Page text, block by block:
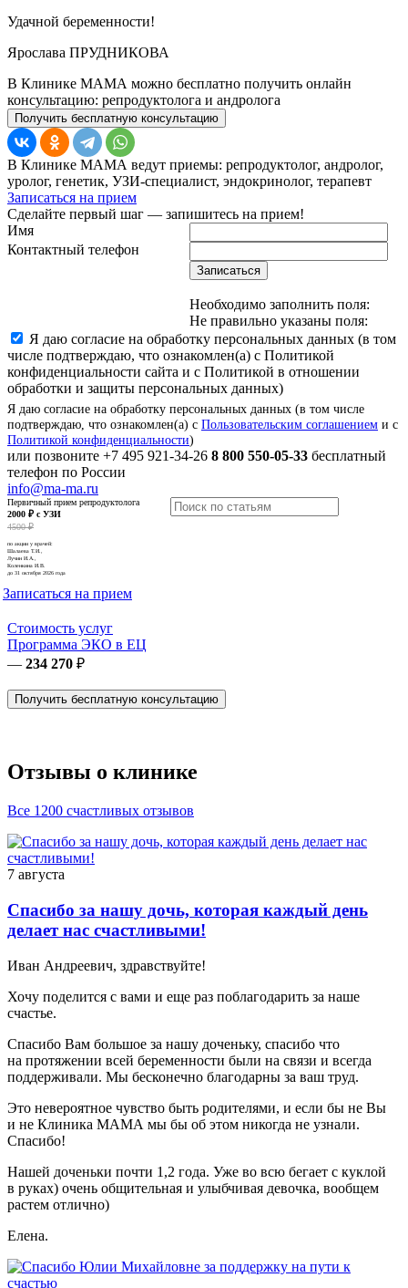
Удачной беременности!
Ярослава ПРУДНИКОВА
В Клинике МАМА можно бесплатно получить онлайн
консультацию: репродуктолога и андролога
Получить бесплатную консультацию
В Клинике МАМА ведут приемы: репродуктолог, андролог,
уролог, генетик, УЗИ-специалист, эндокринолог, терапевт
Записаться на прием
Сделайте первый шаг — запишитесь на прием!
Имя
Контактный телефон
Записаться
Необходимо заполнить поля:
Не правильно указаны поля:
Я даю согласие на обработку персональных данных (в том
числе подтверждаю, что ознакомлен(а) с Политикой
конфиденциальности сайта и с Политикой в отношении
обработки и защиты персональных данных)
Я даю согласие на обработку персональных данных (в том числе
подтверждаю, что ознакомлен(а) с Пользовательским соглашением и с
Политикой конфиденциальности)
или позвоните +7 495 921-34-26 8 800 550-05-33 бесплатный
телефон по России
info@ma-ma.ru
Первичный прием репродуктолога
2000 ₽ с УЗИ
4500 ₽
по акции у врачей:
Шалаева Т.И.,
Лучин И.А.,
Коленкина И.В.
до 31 октября 2026 года
Записаться на прием
Стоимость услуг
Программа ЭКО в ЕЦ
— 234 270 ₽
Получить бесплатную консультацию
Отзывы о клинике
Все 1200 счастливых отзывов
7 августа
Спасибо за нашу дочь, которая каждый день
делает нас счастливыми!
Иван Андреевич, здравствуйте!
Хочу поделится с вами и еще раз поблагодарить за наше
счастье.
Спасибо Вам большое за нашу доченьку, спасибо что
на протяжении всей беременности были на связи и всегда
поддерживали. Мы бесконечно благодарны за ваш труд.
Это невероятное чувство быть родителями, и если бы не Вы
и не Клиника МАМА мы бы об этом никогда не узнали.
Спасибо!
Нашей доченьки почти 1,2 года. Уже во всю бегает с куклой
в руках) очень общительная и улыбчивая девочка, вообщем
растем отлично)
Елена.